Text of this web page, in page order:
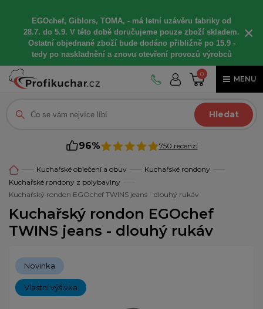
EGOchef, Giblors, TOMA, - má letní uzávěru fabriky od
28.7. do 5.9. V této době doručujeme pouze zboží skladem.
Ostatní objednané zboží bude dodáno přibližně po 15.9 -
tedy po naskladnění a znovu otevření provozů výrobců
×
0
MENU
Hledat
96% 750 recenzí
Kuchařské oblečení a obuv
Kuchařské rondony
Kuchařské rondony z polybavlny
Kuchařský rondon EGOchef TWINS jeans - dlouhý rukáv
Kuchařský rondon EGOchef
TWINS jeans - dlouhý rukáv
Novinka
Vlastní výšivka